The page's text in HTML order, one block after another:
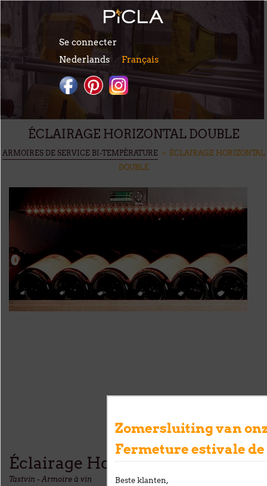
Se connecter
Nederlands
Français
ÉCLAIRAGE HORIZONTAL DOUBLE
VOUS ÊTES ICI
ARMOIRES DE SERVICE BI-TEMPÉRATURE > ÉCLAIRAGE HORIZONTAL
DOUBLE
Éclairage Horizontal Double
Tastvin - Armoire à vin
Zomersluiting van
Fermeture estivale
Beste klanten,